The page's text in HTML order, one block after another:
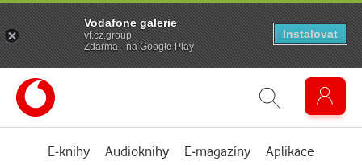
E-knihy Audioknihy E-magazíny Aplikace
Vodafone galerie
vf.cz.group
Zdarma - na Google Play
Instalovat